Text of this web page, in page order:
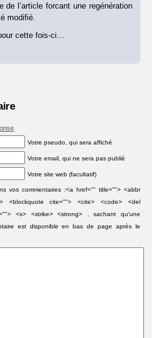
de l’article forcant une regénération
modifié.
cette fois-ci…
Votre pseudo, qui sera affiché
Votre email, qui ne sera pas publié
Votre site web (facultatif)
vos commentaires :<a href="" title=""> <abbr
<blockquote cite=""> <cite> <code> <del
<s> <strike> <strong> , sachant qu'une
est disponible en bas de page après le